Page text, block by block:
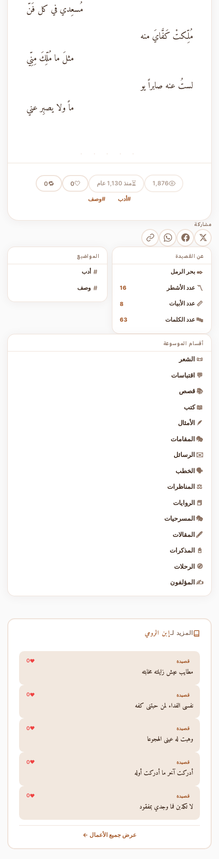
مُسعِدي في كل فَنّ
مُلِّكتْ كَفَّايَ منه
مثلَ ما مُلِّكَ مِنِّي
لستُ عنه صابراً يو
ماً ولا يصبِر عني
· · · · ·
1,876
⏳منذ 1,130 عام 🤍
0
🔁
0
#أدب #وصف
مشاركة
المواضيع
# أدب
# وصف
عن القصيدة
✒️ بحر الرمل
〽️ عدد الأشطر 16
📏 عدد الأبيات 8
🔤 عدد الكلمات 63
أقسام الموسوعة
📜 الشعر
💬 اقتباسات
📚 قصص
📖 كتب
🪶 الأمثال
🎭 المقامات
✉️ الرسائل
🗣️ الخطب
⚖️ المناظرات
📕 الروايات
🎭 المسرحيات
🖋️ المقالات
📓 المذكرات
🧭 الرحلات
✍️ المؤلفون
المزيد لـإبن الرومي
قصيدة 0
مطايب عيش زايلته مخابثه
قصيدة 0
نفسي الفداء لمن حبتني كفه
قصيدة 0
وهبت له عيني الهجوعا
قصيدة 0
أدركت آخر ما أدركت أوله
قصيدة 0
لا تكذبن فما وجدي بمفقود
عرض جميع الأعمال ←